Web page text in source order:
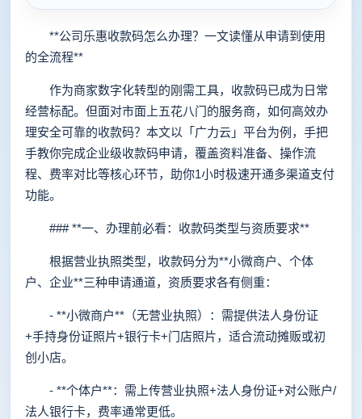
**公司乐惠收款码怎么办理？一文读懂从申请到使用
的全流程**
作为商家数字化转型的刚需工具，收款码已成为日常
经营标配。但面对市面上五花八门的服务商，如何高效办
理安全可靠的收款码？本文以「广力云」平台为例，手把
手教你完成企业级收款码申请，覆盖资料准备、操作流
程、费率对比等核心环节，助你1小时极速开通多渠道支付
功能。
### **一、办理前必看：收款码类型与资质要求**
根据营业执照类型，收款码分为**小微商户、个体
户、企业**三种申请通道，资质要求各有侧重：
- **小微商户**（无营业执照）：需提供法人身份证
+手持身份证照片+银行卡+门店照片，适合流动摊贩或初
创小店。
- **个体户**：需上传营业执照+法人身份证+对公账户/
法人银行卡，费率通常更低。